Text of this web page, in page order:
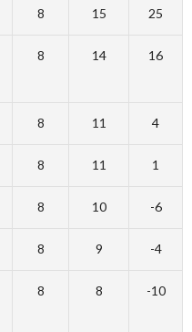
8 15 25
8 14 16
8 11 4
8 11 1
8 10 -6
8 9 -4
8 8 -10